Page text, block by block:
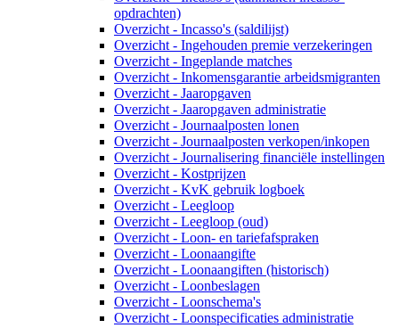
opdrachten)
Overzicht - Incasso's (saldilijst)
Overzicht - Ingehouden premie verzekeringen
Overzicht - Ingeplande matches
Overzicht - Inkomensgarantie arbeidsmigranten
Overzicht - Jaaropgaven
Overzicht - Jaaropgaven administratie
Overzicht - Journaalposten lonen
Overzicht - Journaalposten verkopen/inkopen
Overzicht - Journalisering financiële instellingen
Overzicht - Kostprijzen
Overzicht - KvK gebruik logboek
Overzicht - Leegloop
Overzicht - Leegloop (oud)
Overzicht - Loon- en tariefafspraken
Overzicht - Loonaangifte
Overzicht - Loonaangiften (historisch)
Overzicht - Loonbeslagen
Overzicht - Loonschema's
Overzicht - Loonspecificaties administratie